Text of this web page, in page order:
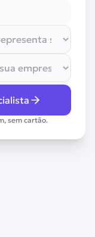
sem cartão.